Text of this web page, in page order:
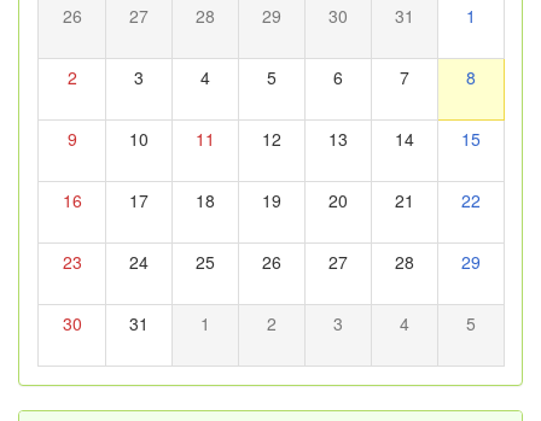
26 27 28 29 30 31 1
2 3 4 5 6 7 8
9 10 11 12 13 14 15
16 17 18 19 20 21 22
23 24 25 26 27 28 29
30 31 1 2 3 4 5